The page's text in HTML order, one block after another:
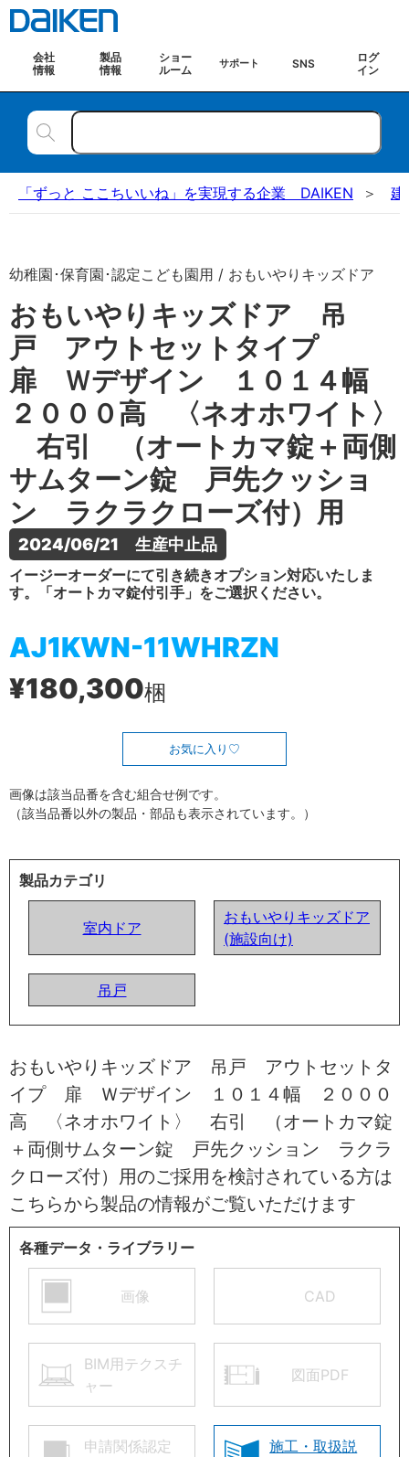
会社
情報
製品
情報
ショー
ルーム
サポート SNS
ログ
イン
「ずっと ここちいいね」を実現する企業 DAIKEN 建
幼稚園･保育園･認定こども園用 / おもいやりキッズドア
おもいやりキッズドア 吊
戸 アウトセットタイプ
扉 Ｗデザイン １０１４幅
２０００高 〈ネオホワイト〉
右引 （オートカマ錠＋両側
サムターン錠 戸先クッショ
ン ラクラクローズ付）用
2024/06/21　生産中止品
イージーオーダーにて引き続きオプション対応いたしま
す。「オートカマ錠付引手」をご選択ください。
AJ1KWN-11WHRZN
¥180,300梱
お気に入り
画像は該当品番を含む組合せ例です。
（該当品番以外の製品・部品も表示されています。）
製品カテゴリ
室内ドア
おもいやりキッズドア
(施設向け)
吊戸
おもいやりキッズドア 吊戸 アウトセットタ
イプ 扉 Ｗデザイン １０１４幅 ２０００
高 〈ネオホワイト〉 右引 （オートカマ錠
＋両側サムターン錠 戸先クッション ラクラ
クローズ付）用のご採用を検討されている方は
こちらから製品の情報がご覧いただけます
各種データ・ライブラリー
画像 CAD
BIM用テクスチ
ャー
図面PDF
申請関係認定
施工・取扱説